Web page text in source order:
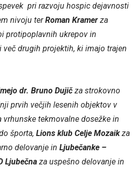
pri razvoju hospic dejavnosti
nivoju terRoman Kramer za
protipoplavnih ukrepov in
več drugih projektih, ki imajo trajen
dr. Bruno Dujič za strokovno
prvih večjih lesenih objektov v
vrhunske tekmovalne dosežke in
športa, Lions klub Celje Mozaikza
delovanje in Ljubečanke –
Ljubečna za uspešno delovanje in